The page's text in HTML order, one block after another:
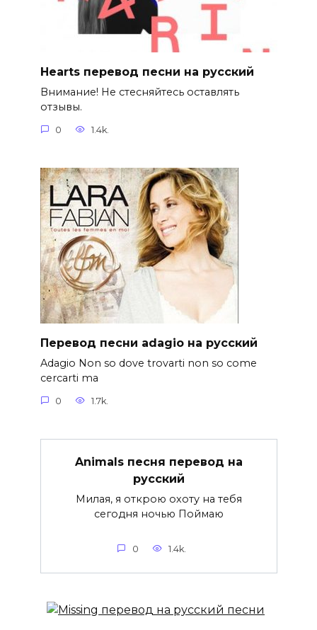
Hearts перевод песни на русский
Внимание! Не стесняйтесь оставлять
отзывы.
0 1.4k.
Перевод песни adagio на русский
Adagio Non so dove trovarti non so come
cercarti ma
0 1.7k.
Animals песня перевод на
русский
Милая, я открою охоту на тебя
сегодня ночью Поймаю
0 1.4k.